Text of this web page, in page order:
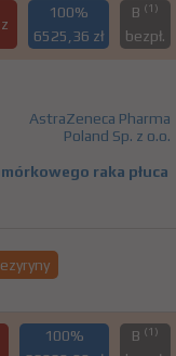
100%
6525,36 zł
B (1)
bezpł.
AstraZeneca Pharma
Poland Sp. z o.o.
raka płuca
100%
B (1)